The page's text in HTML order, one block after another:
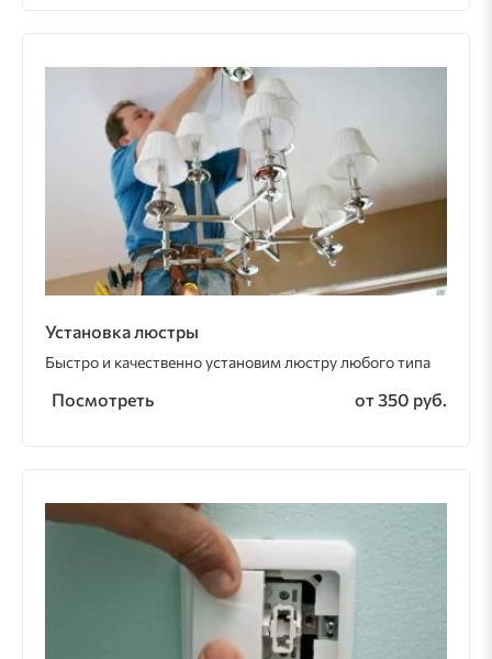
Установка люстры
Быстро и качественно установим люстру любого типа
Посмотреть от 350 руб.